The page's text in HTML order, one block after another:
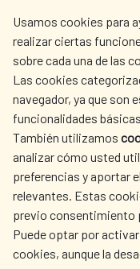
Usamos cookies para
realizar ciertas
sobre cada una de las
Las cookies
navegador, ya que son
funcionalidades
También utilizamos
analizar cómo usted
preferencias y aportar
relevantes. Estas
previo consentimiento
Puede optar por
cookies, aunque la
AECID
SPANISH
ACTION
CULTURE AND
OUR SOCIAL MEDIA